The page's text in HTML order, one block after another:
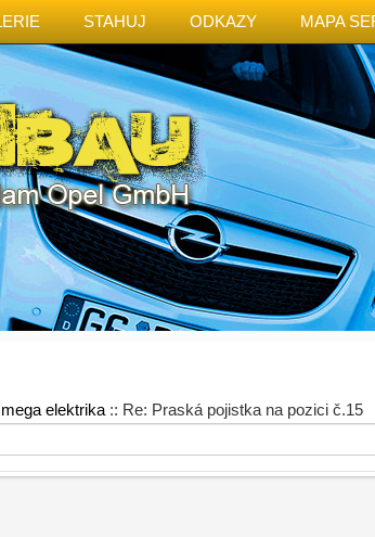
STAHUJ ODKAZY MAPA
elektrika:: Re: Praská pojistka na pozici č.15